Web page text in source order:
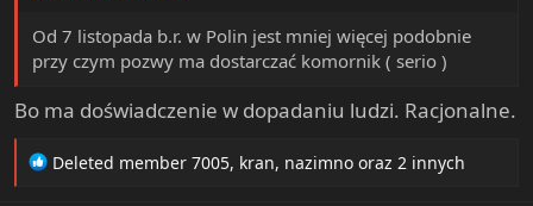
Od 7 listopada b.r. w Polin jest mniej więcej podobnie
przy czym pozwy ma dostarczać komornik ( serio )
Bo ma doświadczenie w dopadaniu ludzi. Racjonalne.
R
Deleted member 7005, kran, nazimno oraz 2 innych